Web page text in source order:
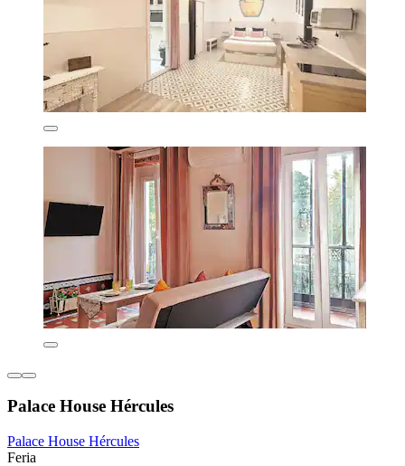
Palace House Hércules
Palace House Hércules
Feria